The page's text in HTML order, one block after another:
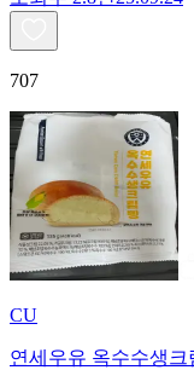
707
CU
연세우유 옥수수생크